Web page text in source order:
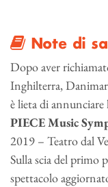
Note di
Dopo aver
Inghilterra,
è lieta di annunciare
PIECE Music
2019 – Teatro dal
Sulla scia del primo
spettacolo